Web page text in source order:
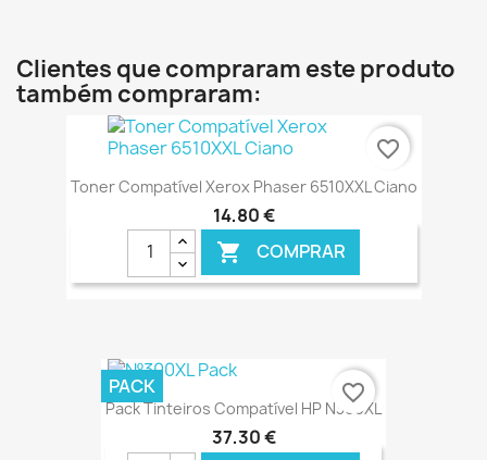
Clientes que compraram este produto
também compraram:
Toner Compatível Xerox Phaser 6510XXL Ciano
14,80 €
 COMPRAR
favorite_border
Pack Tinteiros Compatível HP N300XL
37,30 €
PACK favorite_border